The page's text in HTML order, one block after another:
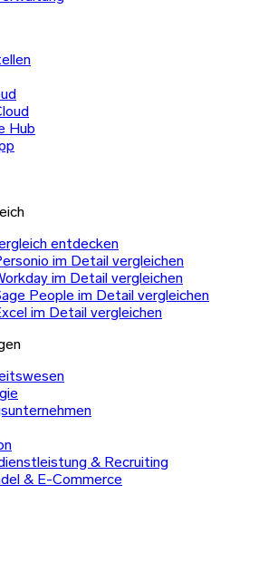
Hub
entdecken
im Detail vergleichen
im Detail vergleichen
People im Detail vergleichen
im Detail vergleichen
& Recruiting
& E-Commerce